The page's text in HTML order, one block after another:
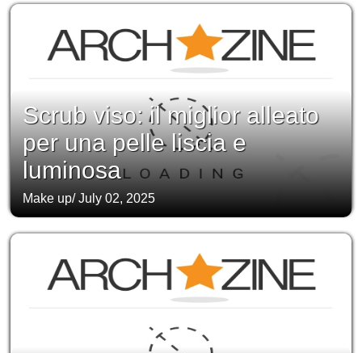
Scrub viso: il miglior alleato
per una pelle liscia e
luminosa
Make up/July 02, 2025